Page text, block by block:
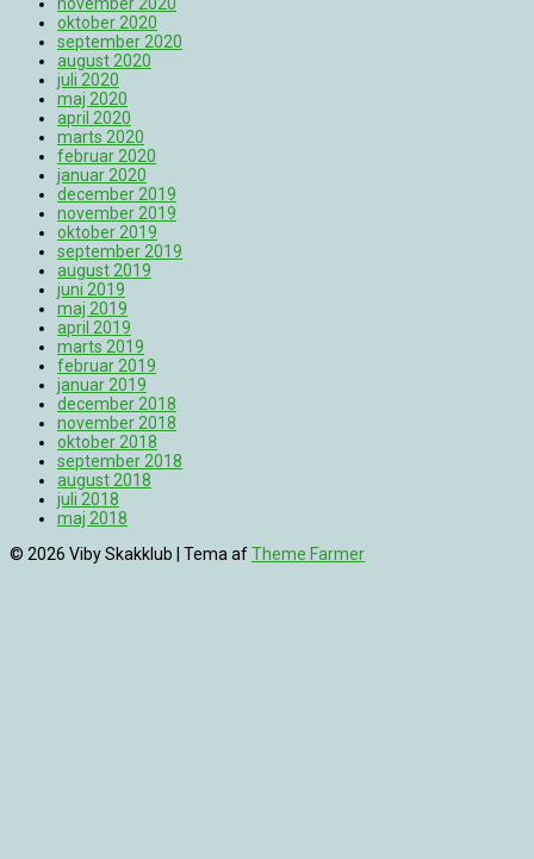
oktober 2020
september 2020
august 2020
juli 2020
maj 2020
april 2020
marts 2020
februar 2020
januar 2020
december 2019
november 2019
oktober 2019
september 2019
august 2019
juni 2019
maj 2019
april 2019
marts 2019
februar 2019
januar 2019
december 2018
november 2018
oktober 2018
september 2018
august 2018
juli 2018
maj 2018
© 2026 Viby Skakklub | Tema afTheme Farmer